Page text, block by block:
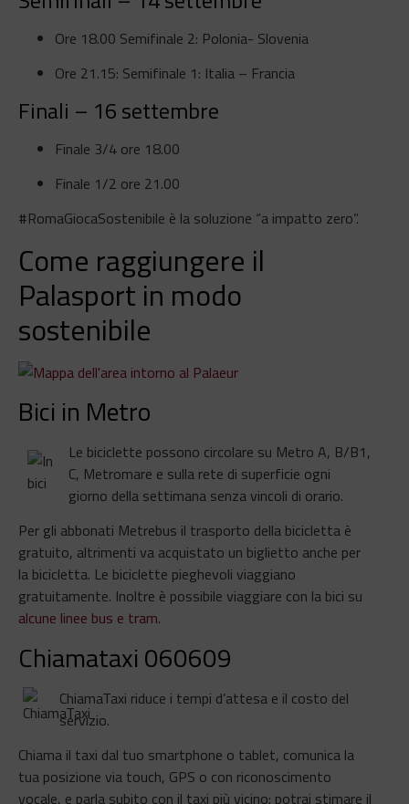
Ore 18.00 Semifinale 2: Polonia- Slovenia
Ore 21.15: Semifinale 1: Italia – Francia
Finali – 16 settembre
Finale 3/4 ore 18.00
Finale 1/2 ore 21.00
#RomaGiocaSostenibile è la soluzione “a impatto zero”.
Come raggiungere il
Palasport in modo
sostenibile
Bici in Metro
Le biciclette possono circolare su Metro A, B/B1,
C, Metromare e sulla rete di superficie ogni
giorno della settimana senza vincoli di orario.
Per gli abbonati Metrebus il trasporto della bicicletta è
gratuito, altrimenti va acquistato un biglietto anche per
la bicicletta. Le biciclette pieghevoli viaggiano
gratuitamente. Inoltre è possibile viaggiare con la bici su
alcune linee bus e tram.
Chiamataxi 060609
ChiamaTaxi riduce i tempi d’attesa e il costo del
servizio.
Chiama il taxi dal tuo smartphone o tablet, comunica la
tua posizione via touch, GPS o con riconoscimento
vocale, e parla subito con il taxi più vicino: potrai stimare il